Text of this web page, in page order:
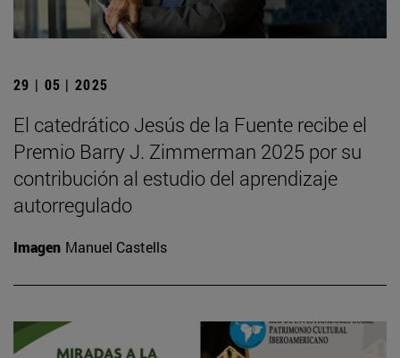
29 | 05 | 2025
El catedrático Jesús de la Fuente recibe el
Premio Barry J. Zimmerman 2025 por su
contribución al estudio del aprendizaje
autorregulado
Imagen Manuel Castells